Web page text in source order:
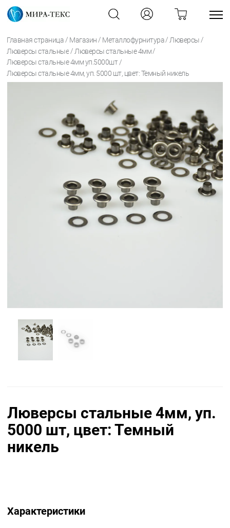
Главная страница / Магазин / Металлофурнитура / Люверсы /
Люверсы стальные / Люверсы стальные 4мм /
Люверсы стальные 4мм уп.5000шт /
Люверсы стальные 4мм, уп. 5000 шт, цвет: Темный никель
Люверсы стальные 4мм, уп.
5000 шт, цвет: Темный
никель
Характеристики